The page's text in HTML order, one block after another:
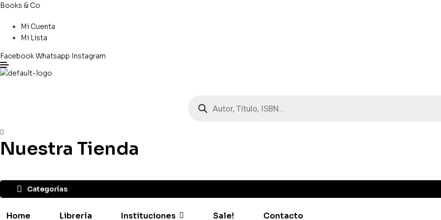
Books & Co
Mi Cuenta
Mi Lista
FacebookWhatsapp Instagram
productos
Nuestra Tienda
Categorías
Home Librería Instituciones Sale! Contacto